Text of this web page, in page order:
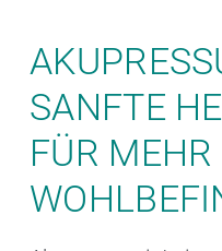
SANFTE
FÜR MEHR